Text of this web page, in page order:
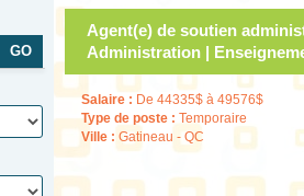
Agent(e) de soutien
Administration |
Salaire : De 44335$ à 49576$
Type de poste : Temporaire
Ville : Gatineau - QC